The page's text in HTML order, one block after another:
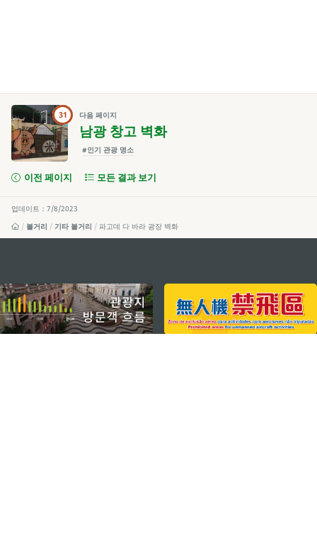
31 다음 페이지
남광 창고 벽화
#인기 관광 명소
이전 페이지 모든 결과 보기
업데이트：7/8/2023
볼거리
기타 볼거리 파고데 다 바라 광장 벽화
external links